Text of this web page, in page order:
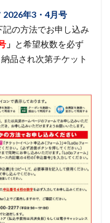
2026年3・4月号
の方法でお申し込み
」 と希望枚数を必ず
品され次第チケット